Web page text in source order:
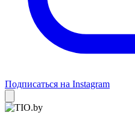
Подписаться на Instagram